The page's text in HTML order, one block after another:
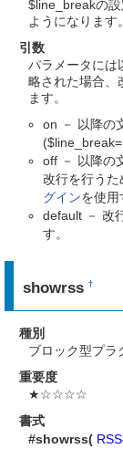
$line_breakの
ようになります。
引数
パラメータには
略された場合、
ます。
on － 以降の
off － 以降の
改行を行う
グインを使用
default － 改
す。
showrss†
種別
ブロック型プラ
重要度
★☆☆☆☆
書式
#showrss(